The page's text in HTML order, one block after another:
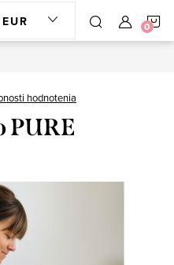
EUR
hodnotenia
PURE